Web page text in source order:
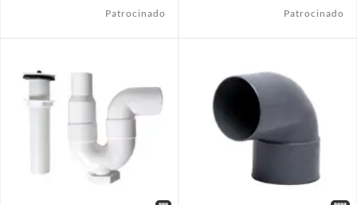
Patrocinado Patrocinado